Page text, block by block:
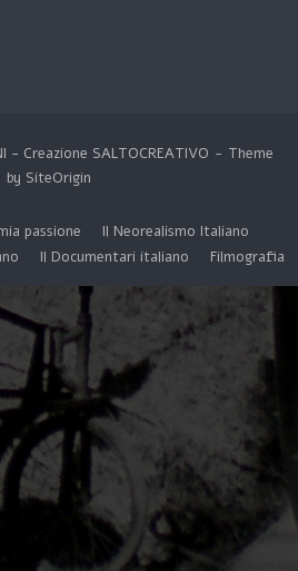
- Creazione SALTOCREATIVO
Theme
by SiteOrigin
passione
Il Neorealismo Italiano
Il Documentari italiano Filmografia